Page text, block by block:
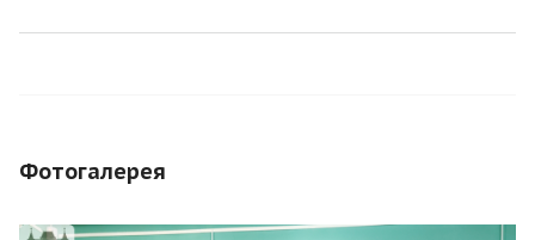
Фотогалерея